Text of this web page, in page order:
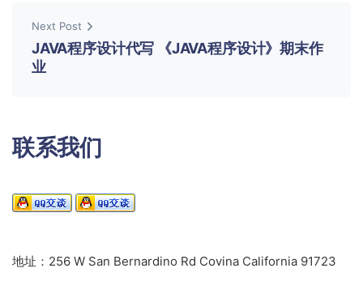
Next Post
JAVA程序设计代写 《JAVA程序设计》期末作
业
联系我们
地址：256 W San Bernardino Rd Covina California 91723